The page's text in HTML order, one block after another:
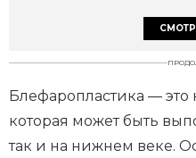
Блефаропластика — это
которая может быть
так и на нижнем веке.